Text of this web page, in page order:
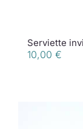
Serviette
10,00 €